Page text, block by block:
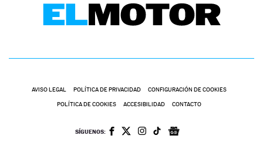
AVISO LEGAL POLÍTICA DE PRIVACIDAD CONFIGURACIÓN DE COOKIES
POLÍTICA DE COOKIES ACCESIBILIDAD CONTACTO
SÍGUENOS: